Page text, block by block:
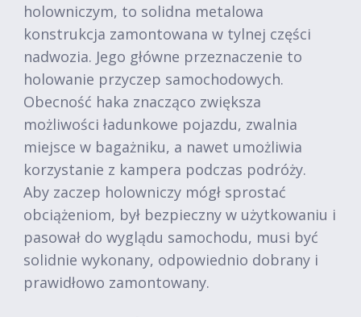
holowniczym, to solidna metalowa
konstrukcja zamontowana w tylnej części
nadwozia. Jego główne przeznaczenie to
holowanie przyczep samochodowych.
Obecność haka znacząco zwiększa
możliwości ładunkowe pojazdu, zwalnia
miejsce w bagażniku, a nawet umożliwia
korzystanie z kampera podczas podróży.
Aby zaczep holowniczy mógł sprostać
obciążeniom, był bezpieczny w użytkowaniu i
pasował do wyglądu samochodu, musi być
solidnie wykonany, odpowiednio dobrany i
prawidłowo zamontowany.